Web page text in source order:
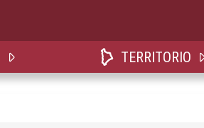
TERRITORIO